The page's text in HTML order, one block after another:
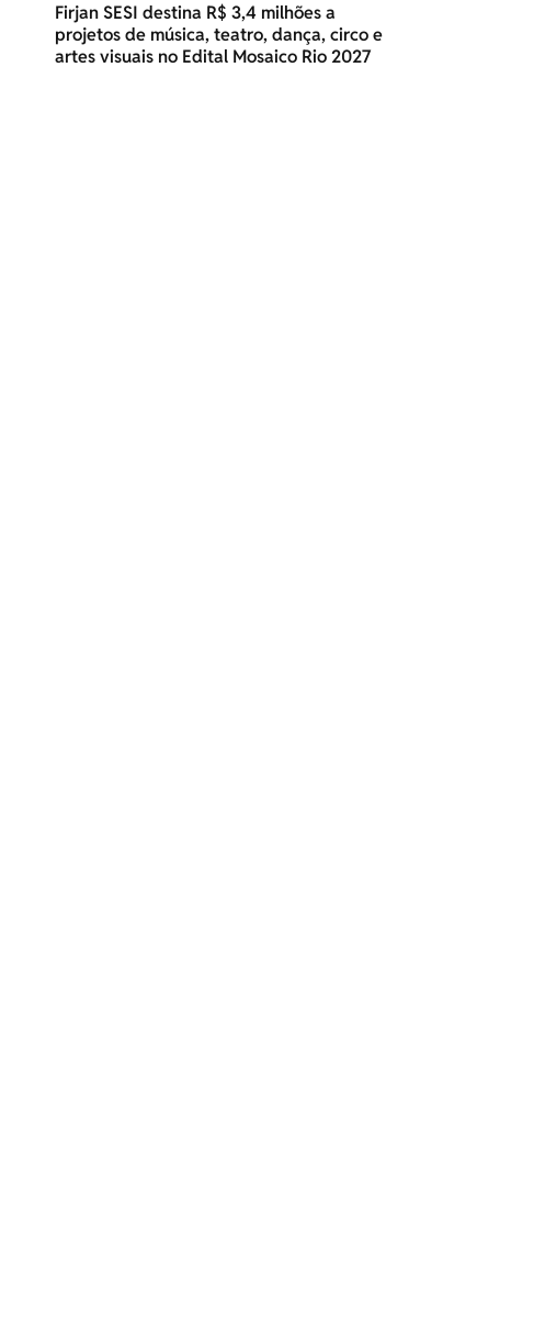
Firjan SESI destina R$ 3,4 milhões a
projetos de música, teatro, dança, circo e
artes visuais no Edital Mosaico Rio 2027